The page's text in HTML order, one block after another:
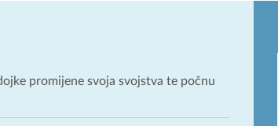
promijene svoja svojstva te počnu